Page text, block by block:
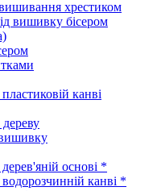
хрестиком
вишивку бісером
канві
основі *
канві *